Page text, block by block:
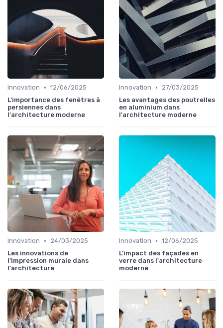
Innovation • 12/06/2025
L'importance des fenêtres à
persiennes dans
l'architecture moderne
Innovation •
27/03/2025
Les avantages des poutrelles
en aluminium dans
l'architecture moderne
Innovation •
24/03/2025
Les innovations de
l'impression murale dans
l'architecture
Innovation • 12/06/2025
L'impact des façades en
verre dans l'architecture
moderne